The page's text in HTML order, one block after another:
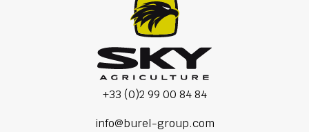
+33 (0)2 99 00 84 84
info@burel-group.com